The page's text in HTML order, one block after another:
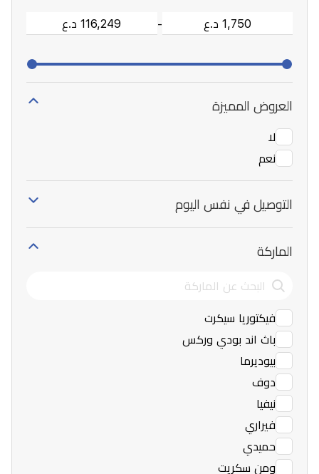
-
العروض المميزة
لا
نعم
التوصيل في نفس اليوم
الماركة
فيكتوريا سيكرت
باث اند بودي وركس
بيوديرما
دوف
نيفيا
فيراري
حميدي
ومن سكريت